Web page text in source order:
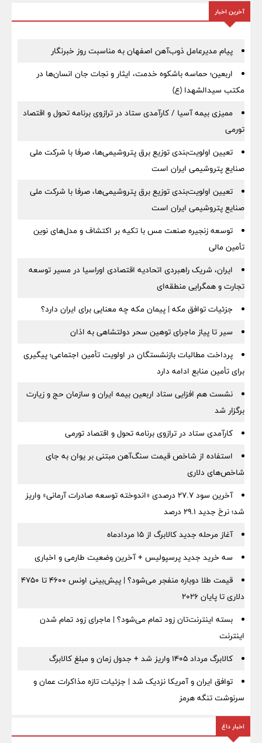
آخرین اخبار
پیام مدیرعامل ذوب‌آهن اصفهان به مناسبت روز خبرنگار
اربعین؛ حماسه باشکوه خدمت، ایثار و نجات جان انسان‌ها در
مکتب سیدالشهدا (ع)
ممیزی بیمه آسیا / کارآمدی ستاد در ترازوی برنامه تحول و اقتصاد
تورمی
تعیین اولویت‌بندی توزیع برق پتروشیمی‌ها، صرفا با شرکت ملی
صنایع پتروشیمی ایران است
تعیین اولویت‌بندی توزیع برق پتروشیمی‌ها، صرفا با شرکت ملی
صنایع پتروشیمی ایران است
توسعه زنجیره صنعت مس با تکیه بر اکتشاف و مدل‌های نوین
تأمین مالی
ایران، شریک راهبردی اتحادیه اقتصادی اوراسیا در مسیر توسعه
تجارت و همگرایی منطقه‌ای
جزئیات توافق مکه | پیمان مکه چه معنایی برای ایران دارد؟
سیر تا پیاز ماجرای توهین سحر دولتشاهی به اذان
پرداخت مطالبات بازنشستگان در اولویت تأمین اجتماعی؛ پیگیری
برای تأمین منابع ادامه دارد
نشست هم افزایی ستاد اربعین بیمه ایران و سازمان حج و زیارت
برگزار شد
کارآمدی ستاد در ترازوی برنامه تحول و اقتصاد تورمی
استفاده از شاخص قیمت سنگ‌آهن مبتنی بر یوان به جای
شاخص‌های دلاری
آخرین سود ۲۷.۷ درصدی «اندوخته توسعه صادرات آرمانی» واریز
شد؛ نرخ جدید ۲۹.۱ درصد
آغاز مرحله جدید کالابرگ از ۱۵ مردادماه
سه خرید جدید پرسپولیس + آخرین وضعیت طارمی و اخباری
قیمت طلا دوباره منفجر می‌شود؟ | پیش‌بینی اونس ۴۶۰۰ تا ۴۷۵۰
دلاری تا پایان ۲۰۲۶
بسته اینترنت‌تان زود تمام می‌شود؟ | ماجرای زود تمام شدن
اینترنت
کالابرگ مرداد ۱۴۰۵ واریز شد + جدول زمان و مبلغ کالابرگ
توافق ایران و آمریکا نزدیک شد | جزئیات تازه مذاکرات عمان و
سرنوشت تنگه هرمز
اخبار داغ